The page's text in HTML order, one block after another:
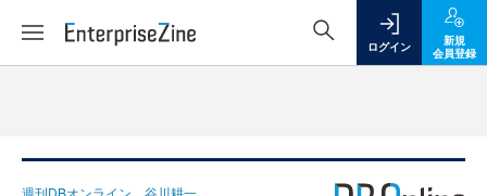
ログイン
新規
会員登録
週刊DBオンライン 谷川耕一